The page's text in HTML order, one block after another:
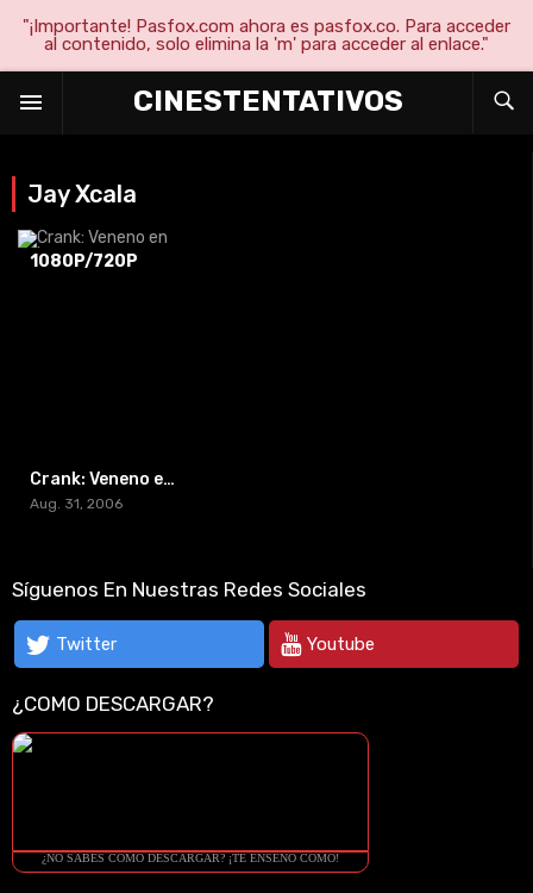
"¡Importante! Pasfox.com ahora es pasfox.co. Para acceder
al contenido, solo elimina la 'm' para acceder al enlace."
CINESTENTATIVOS
Jay Xcala
1080P/720P
Crank: Veneno en la sangre
Aug. 31, 2006
Síguenos En Nuestras Redes Sociales
Twitter Youtube
¿COMO DESCARGAR?
¿NO SABES COMO DESCARGAR? ¡TE ENSEÑO COMO!